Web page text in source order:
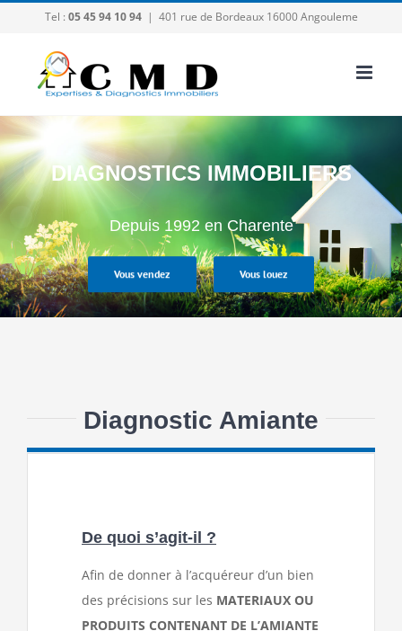
contenu
Tel : 05 45 94 10 94 | 401 rue de Bordeaux 16000 Angouleme
DIAGNOSTICS IMMOBILIERS
Depuis 1992 en Charente
Vous vendez Vous louez
Diagnostic Amiante
De quoi s’agit-il ?
Afin de donner à l’acquéreur d’un bien
des précisions sur les MATERIAUX OU
PRODUITS CONTENANT DE L’AMIANTE